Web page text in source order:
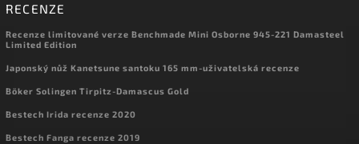
RECENZE
Recenze limitované verze Benchmade Mini Osborne 945-221 Damasteel
Limited Edition
Japonský nůž Kanetsune santoku 165 mm-uživatelská recenze
Böker Solingen Tirpitz-Damascus Gold
Bestech Irida recenze 2020
Bestech Fanga recenze 2019